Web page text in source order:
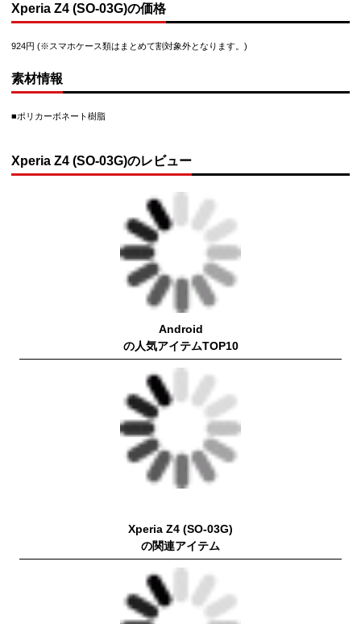
Xperia Z4 (SO-03G)の価格
924円 (※スマホケース類はまとめて割対象外となります。)
素材情報
■ポリカーボネート樹脂
Xperia Z4 (SO-03G)のレビュー
Android
の人気アイテムTOP10
Xperia Z4 (SO-03G)
の関連アイテム